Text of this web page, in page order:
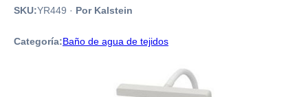
SKU:YR449 · Por Kalstein
Categoría:Baño de agua de tejidos